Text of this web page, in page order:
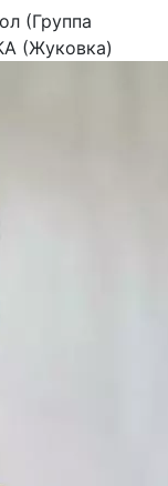
(Группа
(Жуковка)